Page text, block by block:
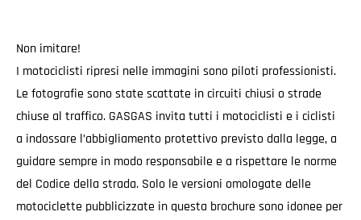
Non imitare!
I motociclisti ripresi nelle immagini sono piloti professionisti.
Le fotografie sono state scattate in circuiti chiusi o strade
chiuse al traffico. GASGAS invita tutti i motociclisti e i ciclisti
a indossare l’abbigliamento protettivo previsto dalla legge, a
guidare sempre in modo responsabile e a rispettare le norme
del Codice della strada. Solo le versioni omologate delle
motociclette pubblicizzate in questa brochure sono idonee per